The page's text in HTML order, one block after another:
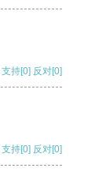
支持[0] 反对[0]
支持[0] 反对[0]